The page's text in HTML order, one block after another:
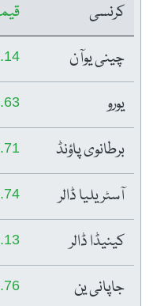
کرنسی
چینی یوآن
یورو
برطانوی پاؤنڈ
آسٹریلیا ڈالر
کینیڈا ڈالر
جاپانی ین